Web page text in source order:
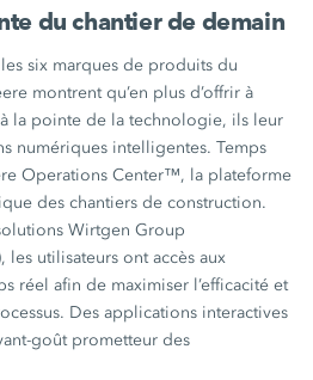
du chantier de demain
six marques de produits du
montrent qu’en plus d’offrir à
la pointe de la technologie, ils leur
numériques intelligentes. Temps
Operations Center™, la plateforme
des chantiers de construction.
Wirtgen Group
les utilisateurs ont accès aux
réel afin de maximiser l’efficacité et
Des applications interactives
goût prometteur des